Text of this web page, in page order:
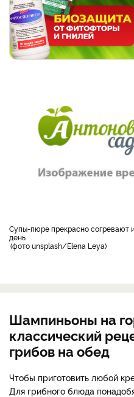
Супы-пюре прекрасно согревают и дарят заряд бодрости на целый
день
фото unsplash/Elena Leya
Шампиньоны на
классический
грибов на обед
Чтобы приготовить любой
Для грибного блюда